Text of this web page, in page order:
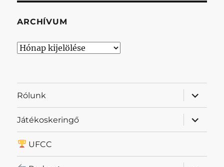
ARCHÍVUM
Archívum
Rólunk
almenü
Játékoskeringő
almenü
UFCC